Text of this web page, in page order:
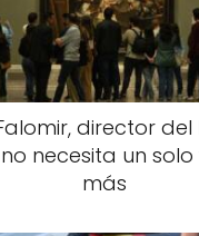
director del
necesita un
más